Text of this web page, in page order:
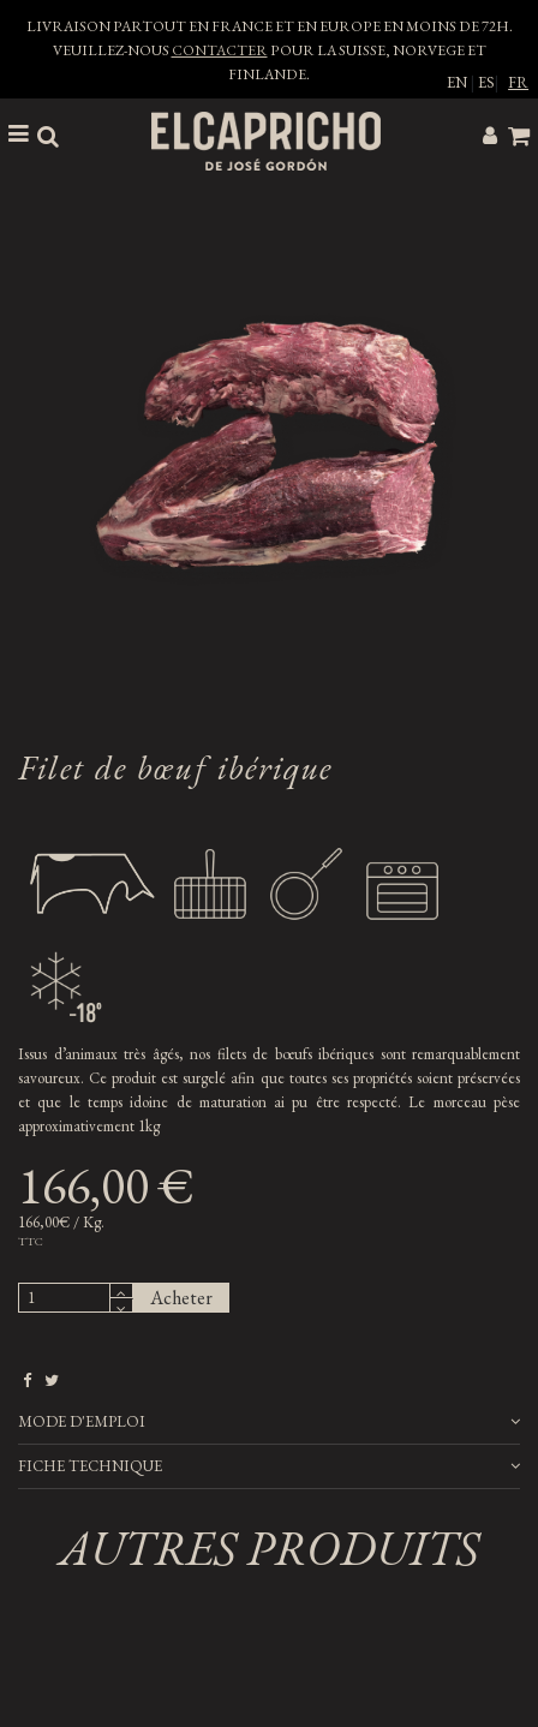
LIVRAISON PARTOUT EN FRANCE ET EN EUROPE EN MOINS DE 72H.
VEUILLEZ-NOUSCONTACTERPOUR LA SUISSE, NORVEGE ET
FINLANDE.
EN |ES| FR
Filet de bœuf ibérique
Issus d’animaux très âgés, nos filets de bœufs ibériques sont remarquablement
savoureux. Ce produit est surgelé afin que toutes ses propriétés soient préservées
et que le temps idoine de maturation ai pu être respecté. Le morceau pèse
approximativement 1kg
166,00 €
166,00€ / Kg.
TTC
Acheter
MODE D'EMPLOI
FICHE TECHNIQUE
AUTRES PRODUITS